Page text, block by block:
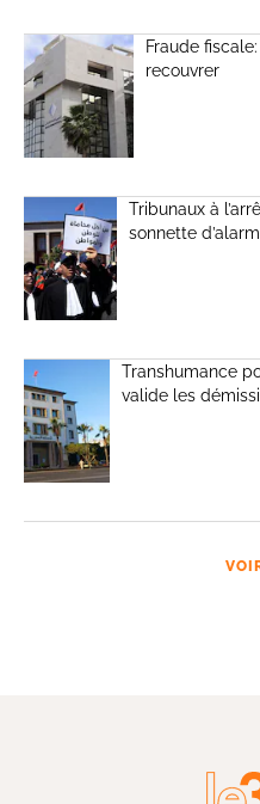
Fraude
recouvrer
Tribunaux à
sonnette
Transhumance
valide les